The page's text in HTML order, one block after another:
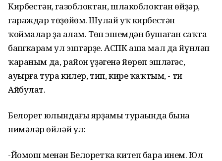
Кирбестән, газоблоктан, шлакоблоктан өйҙәр,
гараждар төҙөйөм. Шулай уҡ кирбестән
ҡоймалар ҙа һалам. Төп эшемдән бушаған саҡта
башҡарам ул эштәрҙе. АСПК аша мал да йүнләп
ҡараным да, район үҙәгенә йөрөп эшләгәс,
ауырға тура килер, тип, кире ҡаҡтым, - ти
Айбулат.
Белорет юлындағы ярҙамы тураһында бына
нимәләр һөйләй ул:
-Йомош менән Белоретҡа китеп бара инем. Юл